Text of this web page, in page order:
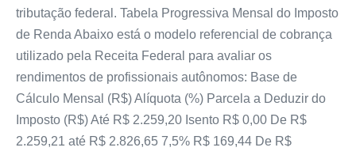
tributação federal. Tabela Progressiva Mensal do Imposto
de Renda Abaixo está o modelo referencial de cobrança
utilizado pela Receita Federal para avaliar os
rendimentos de profissionais autônomos: Base de
Cálculo Mensal (R$) Alíquota (%) Parcela a Deduzir do
Imposto (R$) Até R$ 2.259,20 Isento R$ 0,00 De R$
2.259,21 até R$ 2.826,65 7,5% R$ 169,44 De R$